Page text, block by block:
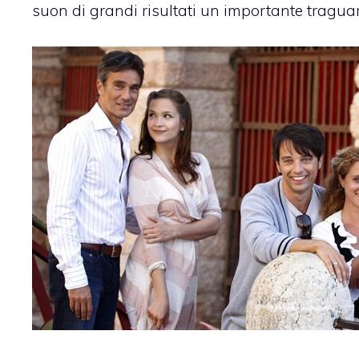
suon di grandi risultati un importante